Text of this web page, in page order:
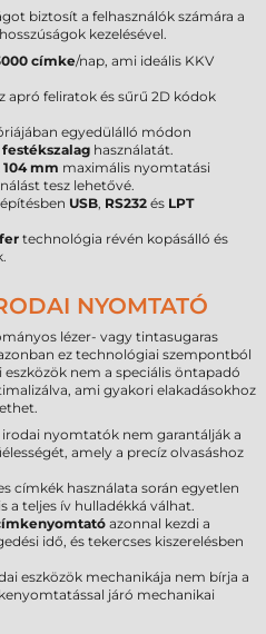
biztosít a felhasználók számára a
kezelésével.
címke/nap, ami ideális KKV
apró feliratok és sűrű 2D kódok
egyedülálló módon
festékszalag használatát.
104 mm maximális nyomtatási
tesz lehetővé.
USB, RS232 és LPT
technológia révén kopásálló és
NYOMTATÓ
lézer- vagy tintasugaras
ez technológiai szempontból
nem a speciális öntapadó
ami gyakori elakadásokhoz
nyomtatók nem garantálják a
amely a precíz olvasáshoz
címkék használata során egyetlen
a teljes ív hulladékká válhat.
azonnal kezdi a
idő, és tekercses kiszerelésben
eszközök mechanikája nem bírja a
járó mechanikai